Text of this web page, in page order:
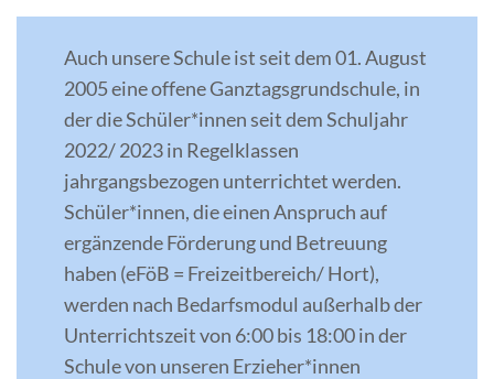
Auch unsere Schule ist seit dem 01. August
2005 eine offene Ganztagsgrundschule, in
der die Schüler*innen seit dem Schuljahr
2022/ 2023 in Regelklassen
jahrgangsbezogen unterrichtet werden.
Schüler*innen, die einen Anspruch auf
ergänzende Förderung und Betreuung
haben (eFöB = Freizeitbereich/ Hort),
werden nach Bedarfsmodul außerhalb der
Unterrichtszeit von 6:00 bis 18:00 in der
Schule von unseren Erzieher*innen